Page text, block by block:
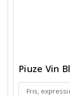
Piuze Vin
Fris,